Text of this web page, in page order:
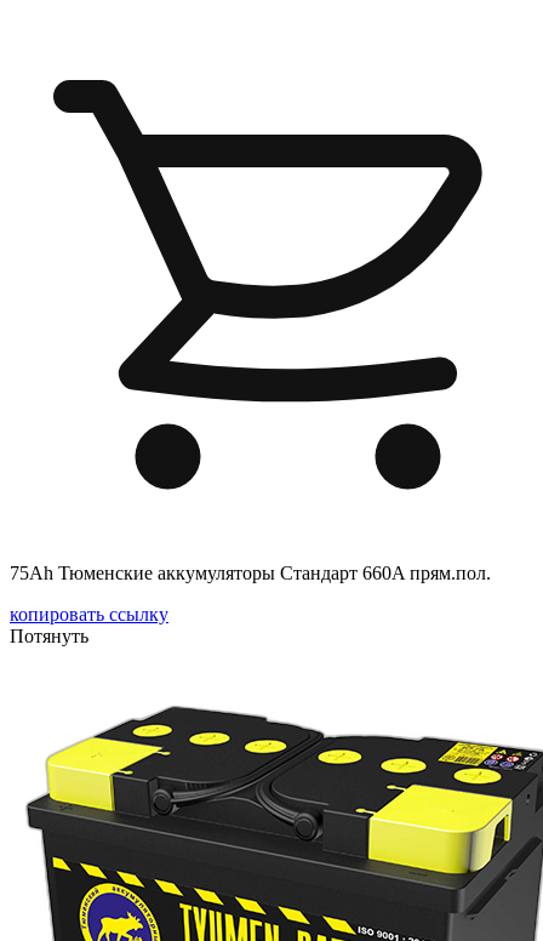
75Ah Тюменские аккумуляторы Стандарт 660A прям.пол.
копировать ссылку
Потянуть